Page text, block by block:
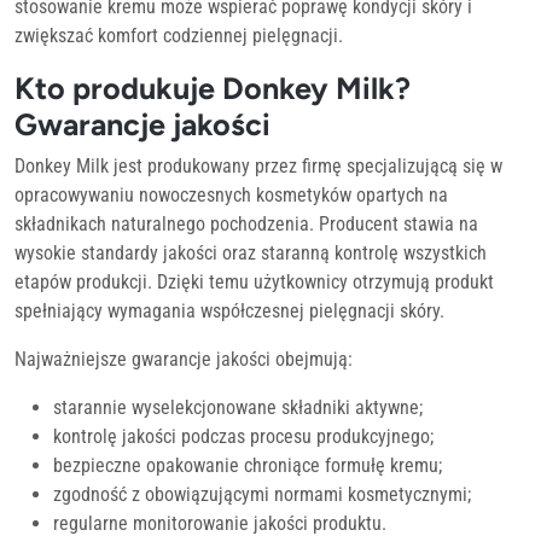
stosowanie kremu może wspierać poprawę kondycji skóry i
zwiększać komfort codziennej pielęgnacji.
Kto produkuje Donkey Milk?
Gwarancje jakości
Donkey Milk jest produkowany przez firmę specjalizującą się w
opracowywaniu nowoczesnych kosmetyków opartych na
składnikach naturalnego pochodzenia. Producent stawia na
wysokie standardy jakości oraz staranną kontrolę wszystkich
etapów produkcji. Dzięki temu użytkownicy otrzymują produkt
spełniający wymagania współczesnej pielęgnacji skóry.
Najważniejsze gwarancje jakości obejmują:
starannie wyselekcjonowane składniki aktywne;
kontrolę jakości podczas procesu produkcyjnego;
bezpieczne opakowanie chroniące formułę kremu;
zgodność z obowiązującymi normami kosmetycznymi;
regularne monitorowanie jakości produktu.